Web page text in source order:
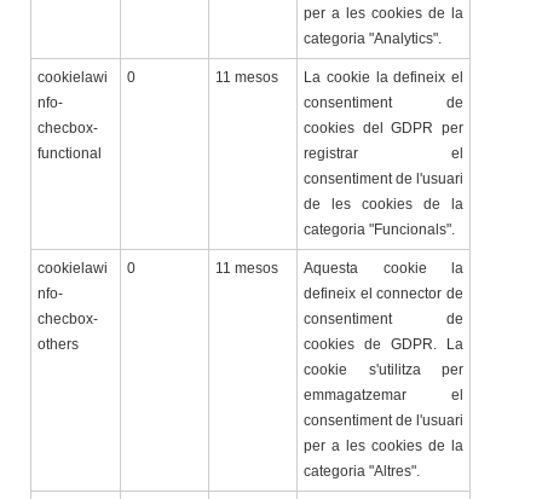
per a les cookies de la
categoria "Analytics".
cookielawi
nfo-
checbox-
functional
0 11 mesos
La cookie la defineix el
consentiment de
cookies del GDPR per
registrar el
consentiment de l'usuari
de les cookies de la
categoria "Funcionals".
cookielawi
nfo-
checbox-
others
0 11 mesos
Aquesta cookie la
defineix el connector de
consentiment de
cookies de GDPR. La
cookie s'utilitza per
emmagatzemar el
consentiment de l'usuari
per a les cookies de la
categoria "Altres".